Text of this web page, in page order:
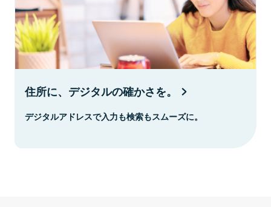
住所に、デジタルの確かさを。
デジタルアドレスで入力も検索もスムーズに。